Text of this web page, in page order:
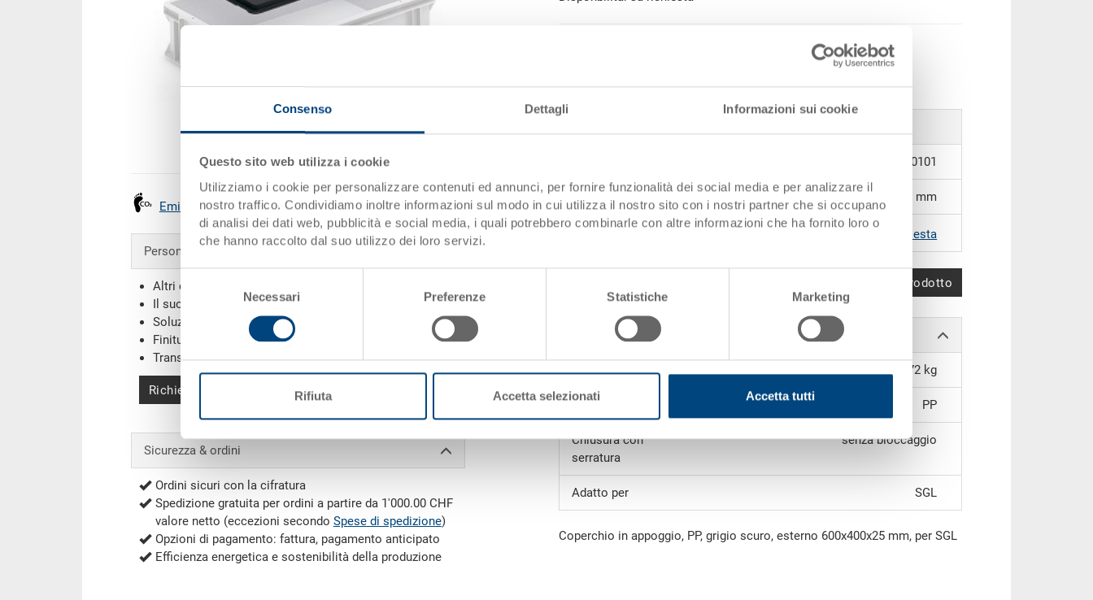
Consenso Dettagli Informazioni sui cookie
Questo sito web utilizza i cookie
Utilizziamo i cookie per personalizzare contenuti ed annunci, per fornire funzionalità dei social media e per analizzare il
nostro traffico. Condividiamo inoltre informazioni sul modo in cui utilizza il nostro sito con i nostri partner che si occupano
di analisi dei dati web, pubblicità e social media, i quali potrebbero combinarle con altre informazioni che ha fornito loro o
che hanno raccolto dal suo utilizzo dei loro servizi.
Necessari Preferenze Statistiche Marketing
Rifiuta Accetta selezionati Accetta tutti
Emissioni
Personalizzazioni - la nostra specialità
Altri colori
Il suo logo / etichette(Esempi)
Soluzioni individuali
Finiture
Transponder (RFID) / Barcodes(Esempi)
Richiedi offerta
Sicurezza & ordini
Ordini sicuri con la cifratura
Spedizione gratuita per ordini a partire da 1'000.00 CHF
valore netto (eccezioni secondo Spese di spedizione)
Opzioni di pagamento: fattura, pagamento anticipato
Efficienza energetica e sostenibilità della produzione
Aggiungere al carrello
Quantità minima ordine: 500 pezzi
31-6403-0.7010.0101
Dimensioni esterne: 600 x 400 x 25 mm
Colore: Altri colori su richiesta
Confronta prodotto
Dati tecnici
Peso 0.72 kg
Materiale PP
Chiusura con
serratura
senza bloccaggio
Adatto per SGL
Coperchio in appoggio, PP, grigio scuro, esterno 600x400x25 mm, per SGL